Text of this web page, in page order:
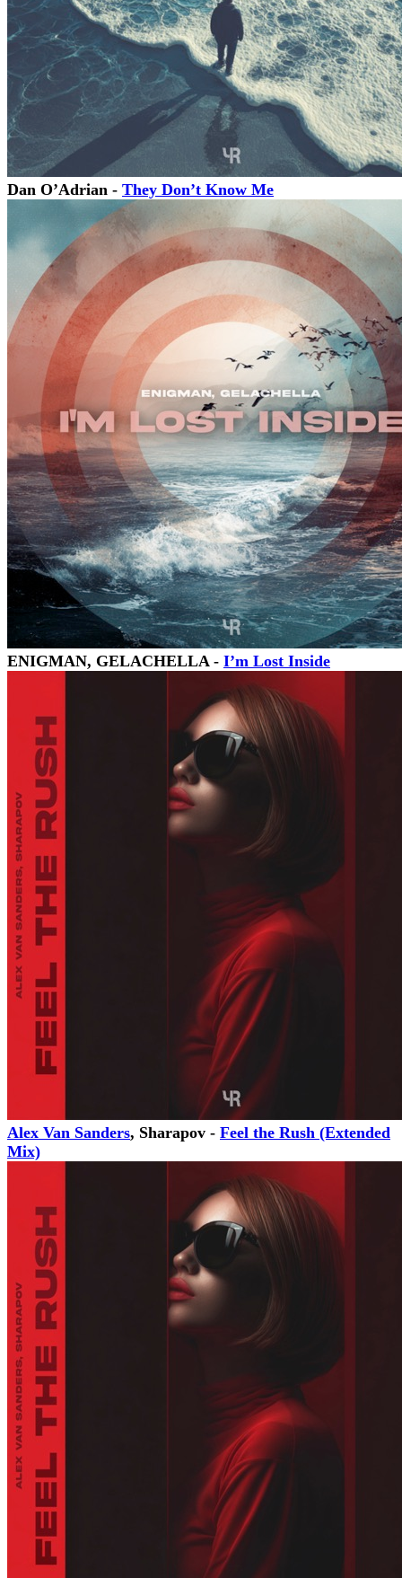
Dan O’Adrian - They Don’t Know Me
ENIGMAN, GELACHELLA - I’m Lost Inside
Alex Van Sanders, Sharapov - Feel the Rush (Extended
Mix)